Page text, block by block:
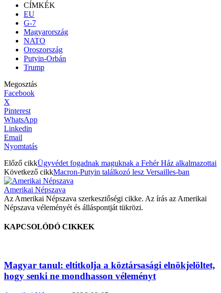
CÍMKÉK
EU
G-7
Magyarország
NATO
Oroszország
Putyin-Orbán
Trump
Megosztás
Facebook
X
Pinterest
WhatsApp
Linkedin
Email
Nyomtatás
Előző cikkÜgyvédet fogadnak maguknak a Fehér Ház alkalmazottai
Következő cikkMacron-Putyin találkozó lesz Versailles-ban
Amerikai Népszava
Az Amerikai Népszava szerkesztőségi cikke. Az írás az Amerikai
Népszava véleményét és álláspontját tükrözi.
KAPCSOLÓDÓ CIKKEK
Magyar tanul: eltitkolja a köztársasági elnökjelöltet,
hogy senki ne mondhasson véleményt